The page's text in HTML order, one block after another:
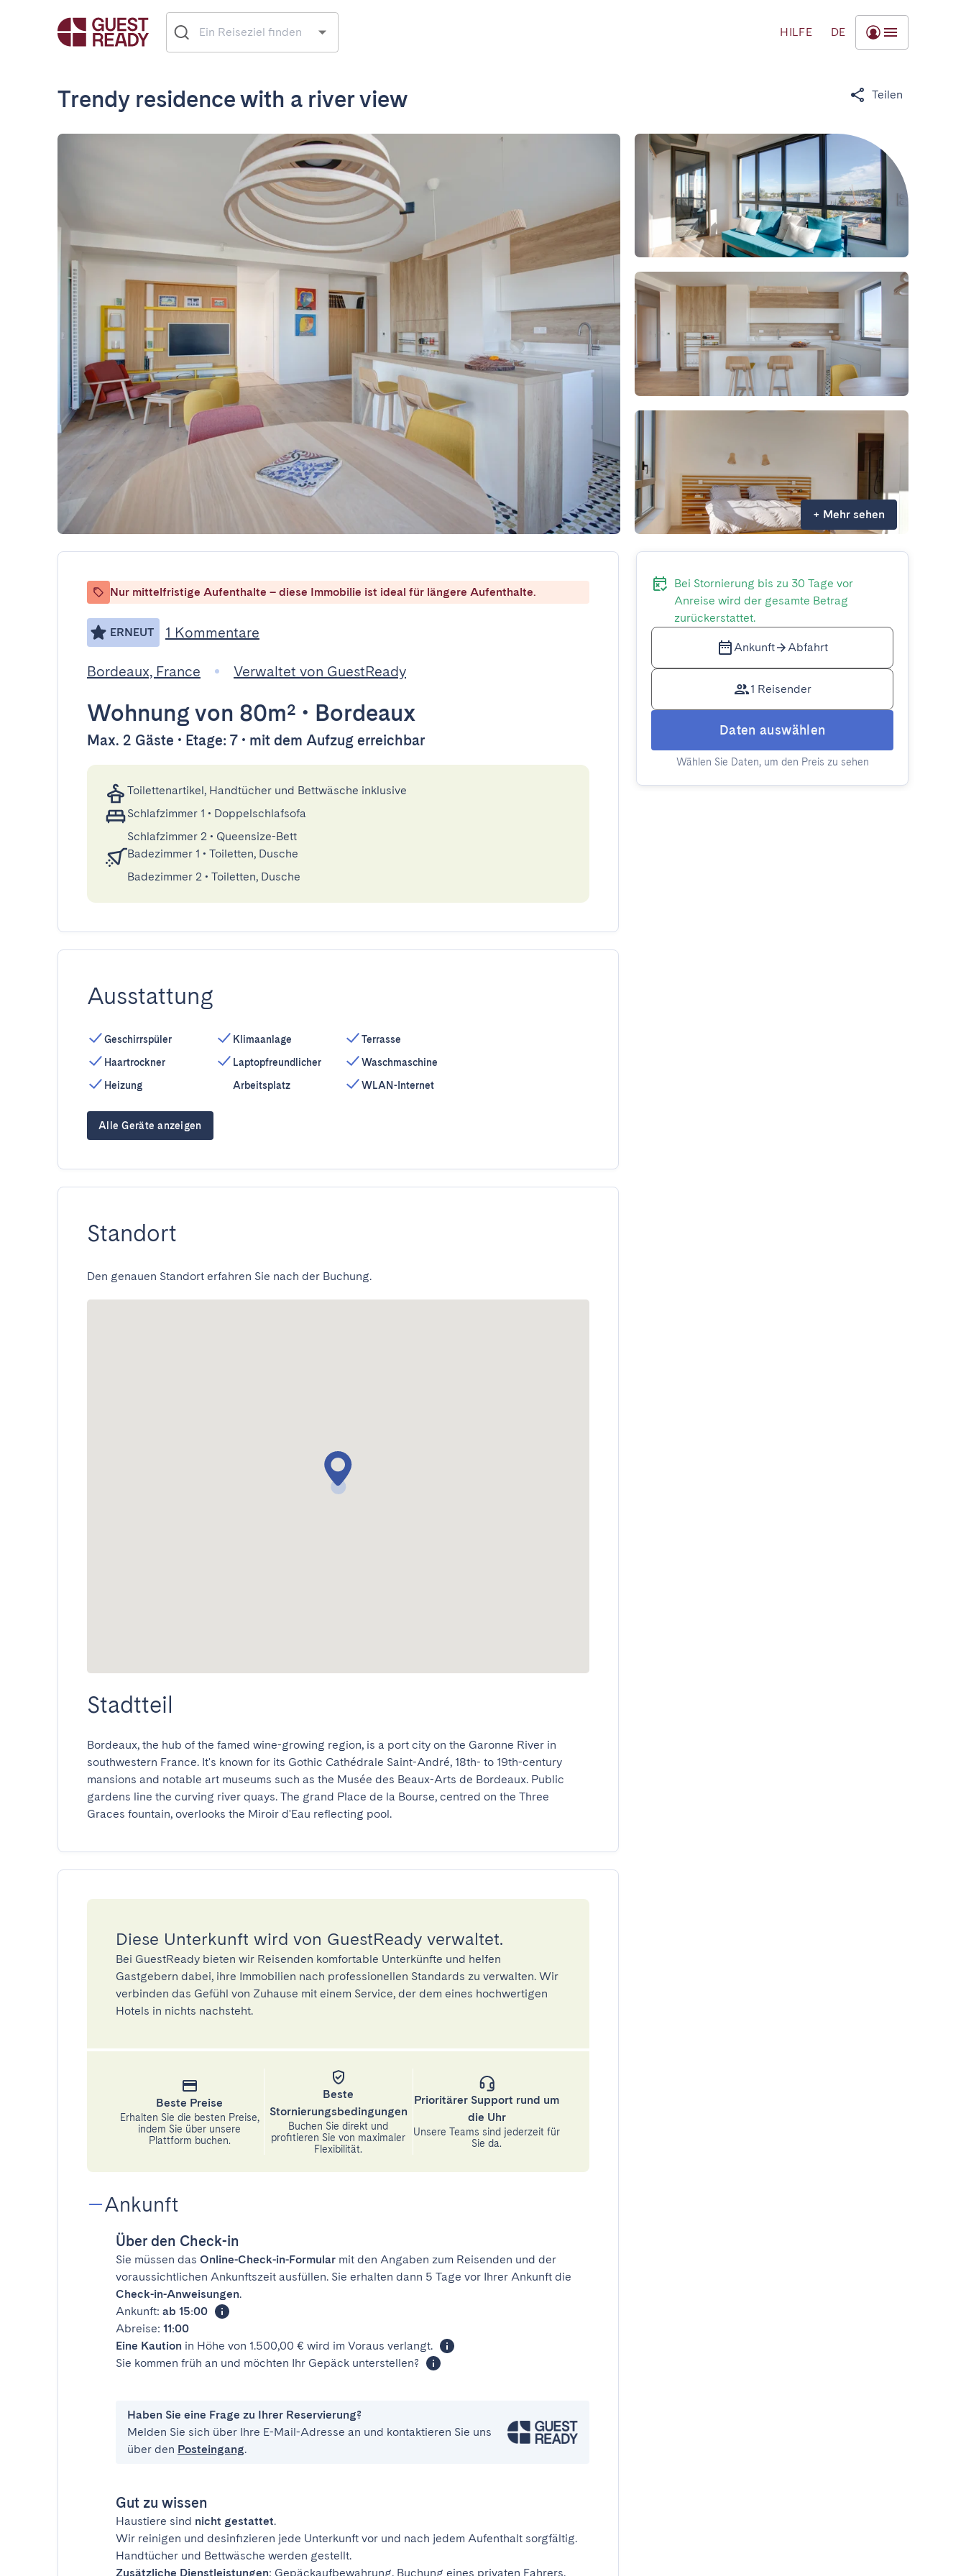
HILFE DE
Trendy residence with a river view Teilen
+ Mehr sehen
Nur mittelfristige Aufenthalte – diese Immobilie ist ideal für längere Aufenthalte.
ERNEUT 1 Kommentare
Bordeaux, France Verwaltet von GuestReady
Wohnungvon 80m² • Bordeaux
Max. 2 Gäste • Etage: 7 • mit dem Aufzug erreichbar
Toilettenartikel, Handtücher und Bettwäsche inklusive
Schlafzimmer 1 • Doppelschlafsofa
Schlafzimmer 2 • Queensize-Bett
Badezimmer 1 • Toiletten, Dusche
Badezimmer 2 • Toiletten, Dusche
Ausstattung
Geschirrspüler
Haartrockner
Heizung
Klimaanlage
Laptopfreundlicher
Arbeitsplatz
Terrasse
Waschmaschine
WLAN-Internet
Alle Geräte anzeigen
Standort
Den genauen Standort erfahren Sie nach der Buchung.
Stadtteil
Bordeaux, the hub of the famed wine-growing region, is a port city on the Garonne River in
southwestern France. It's known for its Gothic Cathédrale Saint-André, 18th- to 19th-century
mansions and notable art museums such as the Musée des Beaux-Arts de Bordeaux. Public
gardens line the curving river quays. The grand Place de la Bourse, centred on the Three
Graces fountain, overlooks the Miroir d'Eau reflecting pool.
Diese Unterkunft wird von GuestReady verwaltet.
Bei GuestReady bieten wir Reisenden komfortable Unterkünfte und helfen
Gastgebern dabei, ihre Immobilien nach professionellen Standards zu verwalten. Wir
verbinden das Gefühl von Zuhause mit einem Service, der dem eines hochwertigen
Hotels in nichts nachsteht.
Beste Preise
Erhalten Sie die besten Preise,
indem Sie über unsere
Plattform buchen.
Beste
Stornierungsbedingungen
Buchen Sie direkt und
profitieren Sie von maximaler
Flexibilität.
Prioritärer Support rund um
die Uhr
Unsere Teams sind jederzeit für
Sie da.
Ankunft
Über den Check-in
Sie müssen das Online-Check-in-Formular mit den Angaben zum Reisenden und der
voraussichtlichen Ankunftszeit ausfüllen. Sie erhalten dann 5 Tage vor Ihrer Ankunft die
Check-in-Anweisungen.
Ankunft: ab 15:00
Abreise: 11:00
Eine Kaution in Höhe von 1.500,00 € wird im Voraus verlangt.
Sie kommen früh an und möchten Ihr Gepäck unterstellen?
Haben Sie eine Frage zu Ihrer Reservierung?
Melden Sie sich über Ihre E-Mail-Adresse an und kontaktieren Sie uns
über den Posteingang.
Gut zu wissen
Haustiere sind nicht gestattet.
Wir reinigen und desinfizieren jede Unterkunft vor und nach jedem Aufenthalt sorgfältig.
Handtücher und Bettwäsche werden gestellt.
Zusätzliche Dienstleistungen: Gepäckaufbewahrung, Buchung eines privaten Fahrers,
Bei Stornierung bis zu 30 Tage vor
Anreise wird der gesamte Betrag
zurückerstattet.
Ankunft Abfahrt
1 Reisender
Daten auswählen
Wählen Sie Daten, um den Preis zu sehen